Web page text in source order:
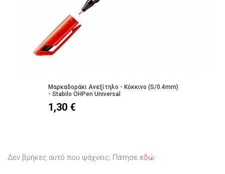
Μαρκαδοράκι Ανεξίτηλο - Κόκκινο (S/0.4mm)
- Stabilo OHPen Universal
1,30 €
Δεν βρήκες αυτό που ψάχνεις; Πάτησε εδώ